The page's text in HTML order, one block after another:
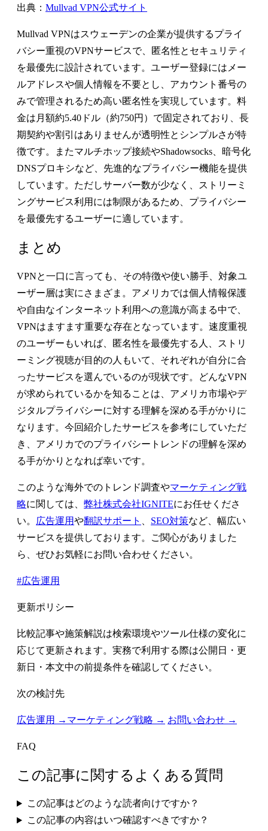
出典： Mullvad VPN公式サイト
Mullvad VPNはスウェーデンの企業が提供するプライ
バシー重視のVPNサービスで、匿名性とセキュリティ
を最優先に設計されています。ユーザー登録にはメー
ルアドレスや個人情報を不要とし、アカウント番号の
みで管理されるため高い匿名性を実現しています。料
金は月額約5.40ドル（約750円）で固定されており、長
期契約や割引はありませんが透明性とシンプルさが特
徴です。またマルチホップ接続やShadowsocks、暗号化
DNSプロキシなど、先進的なプライバシー機能を提供
しています。ただしサーバー数が少なく、ストリーミ
ングサービス利用には制限があるため、プライバシー
を最優先するユーザーに適しています。
まとめ
VPNと一口に言っても、その特徴や使い勝手、対象ユ
ーザー層は実にさまざま。アメリカでは個人情報保護
や自由なインターネット利用への意識が高まる中で、
VPNはますます重要な存在となっています。速度重視
のユーザーもいれば、匿名性を最優先する人、ストリ
ーミング視聴が目的の人もいて、それぞれが自分に合
ったサービスを選んでいるのが現状です。どんなVPN
が求められているかを知ることは、アメリカ市場やデ
ジタルプライバシーに対する理解を深める手がかりに
なります。今回紹介したサービスを参考にしていただ
き、アメリカでのプライバシートレンドの理解を深め
る手がかりとなれば幸いです。
このような海外でのトレンド調査やマーケティング戦
略に関しては、 弊社株式会社IGNITEにお任せくださ
い。
広告運用や翻訳サポート SEO対策など、幅広い
サービスを提供しております。ご関心がありました
ら、ぜひお気軽にお問い合わせください。
#広告運用
更新ポリシー
比較記事や施策解説は検索環境やツール仕様の変化に
応じて更新されます。実務で利用する際は公開日・更
新日・本文中の前提条件を確認してください。
次の検討先
広告運用 → マーケティング戦略 → お問い合わせ →
FAQ
この記事に関するよくある質問
この記事はどのような読者向けですか？
この記事の内容はいつ確認すべきですか？